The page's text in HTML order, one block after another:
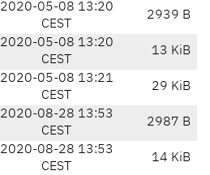
2020-05-08 13:20
CEST
2939 B
2020-05-08 13:20
CEST
13 KiB
2020-05-08 13:21
CEST
29 KiB
2020-08-28 13:53
CEST
2987 B
2020-08-28 13:53
CEST
14 KiB